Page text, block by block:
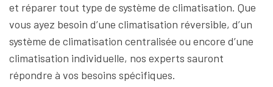
et réparer tout type de système de climatisation. Que
vous ayez besoin d’une climatisation réversible, d’un
système de climatisation centralisée ou encore d’une
climatisation individuelle, nos experts sauront
répondre à vos besoins spécifiques.